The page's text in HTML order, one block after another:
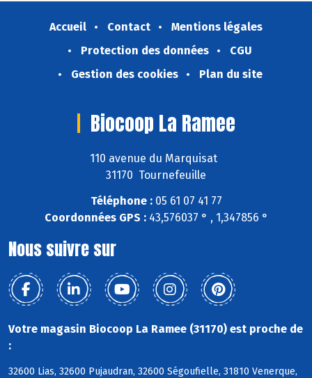
Accueil Contact
Mentions légales
Protection des données
CGU
Gestion des cookies
Plan du site
Biocoop La Ramee
110 avenue du Marquisat
31170 Tournefeuille
Téléphone :05 61 07 41 77
Coordonnées GPS :43,576037 ° , 1,347856 °
Nous suivre sur
Votre magasin Biocoop La Ramee (31170) est proche de
:
32600 Lias, 32600 Pujaudran, 32600 Ségoufielle, 31810 Venerque,